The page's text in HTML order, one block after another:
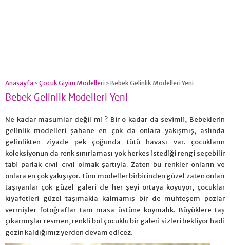
Anasayfa > Çocuk Giyim Modelleri > Bebek Gelinlik Modelleri Yeni
Bebek Gelinlik Modelleri Yeni
Ne kadar masumlar değil mi ? Bir o kadar da sevimli, Bebeklerin
gelinlik modelleri şahane en çok da onlara yakışmış, aslında
gelinlikten ziyade pek çoğunda tütü havası var. çocukların
koleksiyonun da renk sınırlaması yok herkes istediği rengi seçebilir
tabi parlak cıvıl cıvıl olmak şartıyla. Zaten bu renkler onların ve
onlara en çok yakışıyor. Tüm modeller birbirinden güzel zaten onları
taşıyanlar çok güzel galeri de her şeyi ortaya koyuyor, çocuklar
kıyafetleri güzel taşımakla kalmamış bir de muhteşem pozlar
vermişler fotoğraflar tam masa üstüne koymalık. Büyüklere taş
çıkarmışlar resmen, renkli bol çocuklu bir galeri sizleri bekliyor hadi
gezin kaldığımız yerden devam edicez.